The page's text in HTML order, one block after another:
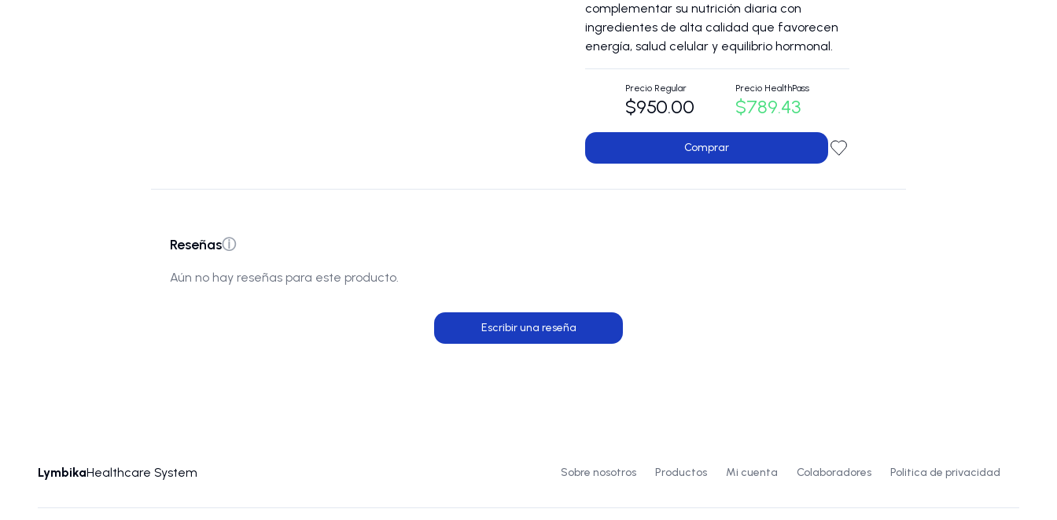
complementar su nutrición diaria con
ingredientes de alta calidad que favorecen
energía, salud celular y equilibrio hormonal.
Precio Regular
$950.00
Precio HealthPass
$789.43
Comprar
Reseñasⓘ
Aún no hay reseñas para este producto.
Escribir una reseña
LymbikaHealthcare System Sobre nosotros Productos Mi cuenta Colaboradores Politica de privacidad